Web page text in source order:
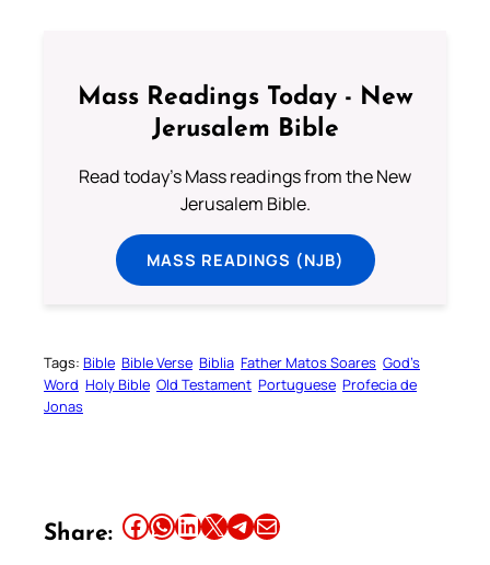
Mass Readings Today - New
Jerusalem Bible
Read today's Mass readings from the New
Jerusalem Bible.
MASS READINGS (NJB)
Tags: Bible Bible Verse Biblia Father Matos Soares God’s
Word Holy Bible Old Testament Portuguese Profecia de
Jonas
Share: Share this article on Facebook Share this article on WhatsApp Share this article on LinkedIn Share this article on X Share this article on TelegramEmail this Article